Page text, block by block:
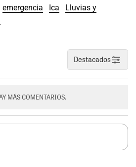
emergencia Ica
Lluvias y
Destacados
MÁS COMENTARIOS.